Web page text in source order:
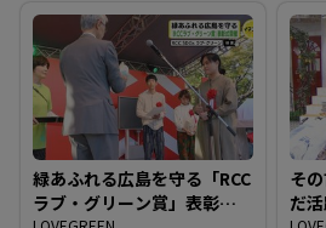
緑あふれる広島を守る「RCC
ラブ・グリーン賞」表彰式
そ
だ